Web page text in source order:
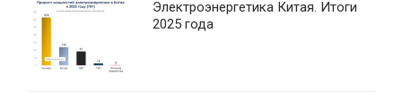
Электроэнергетика Китая. Итоги
2025 года